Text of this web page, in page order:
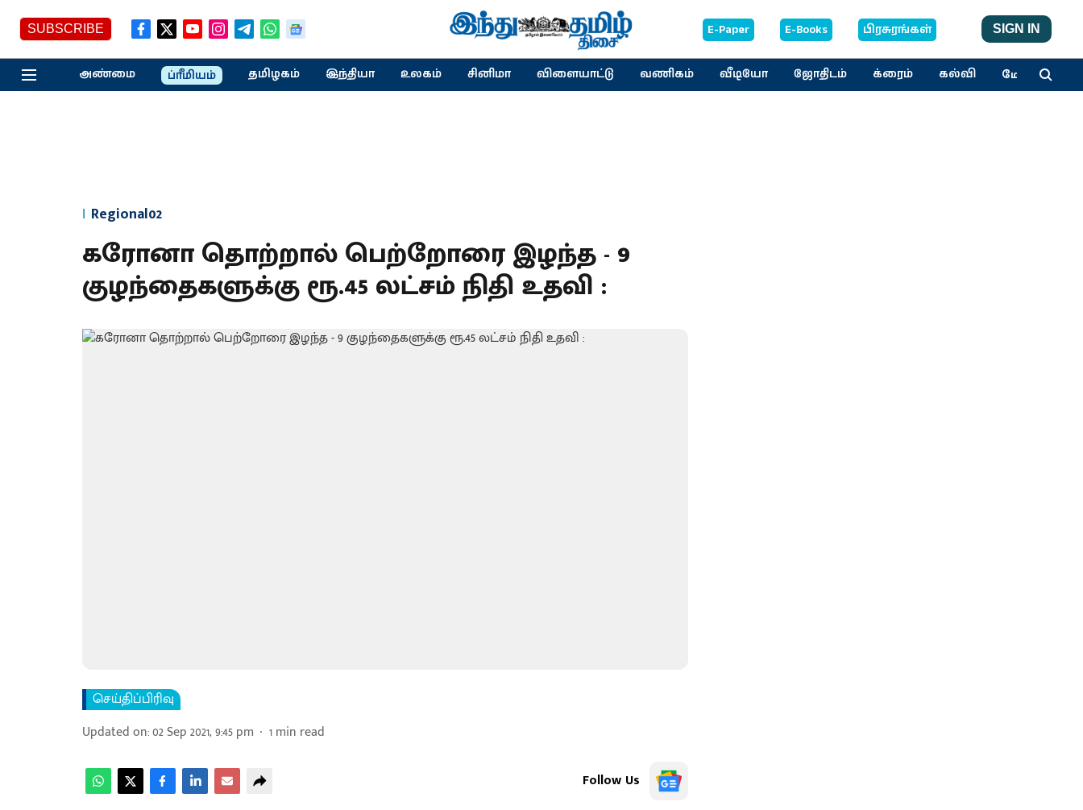
SUBSCRIBE E-Paper E-Books பிரசுரங்கள் SIGN IN
அண்மை ப்ரீமியம் தமிழகம் இந்தியா உலகம் சினிமா விளையாட்டு வணிகம் வீடியோ ஜோதிடம் க்ரைம் கல்வி மேலும்
Regional02
கரோனா தொற்றால் பெற்றோரை இழந்த - 9
குழந்தைகளுக்கு ரூ.45 லட்சம் நிதி உதவி :
செய்திப்பிரிவு
Updated on:02 Sep 2021, 9:45 pm 1min read
Follow Us